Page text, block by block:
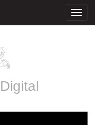
Digital